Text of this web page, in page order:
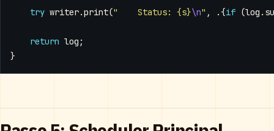
try writer.print("    Status: {s}\n" , .{if (log .
return log ;
}